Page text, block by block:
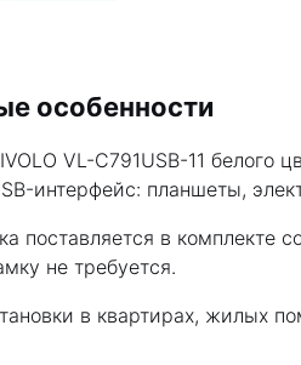
особенности
VL-C791USB-11 белого
интерфейс: планшеты,
поставляется в
не требуется.
в квартирах, жилых